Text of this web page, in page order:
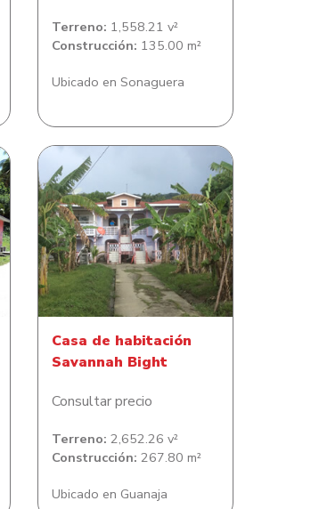
Terreno: 1,558.21 v²
Construcción: 135.00 m²
Ubicado en Sonaguera
Casa de habitación
Savannah Bight
Casa de habitación
Savannah Bight
Consultar precio
Terreno: 2,652.26 v²
Construcción: 267.80 m²
Ubicado en Guanaja